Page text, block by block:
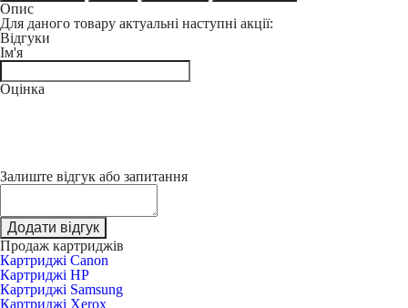
Опис
Для даного товару актуальні наступні акції:
Відгуки
Ім'я
Оцінка
Залиште відгук або запитання
Додати відгук
Продаж картриджів
Картриджі Canon
Картриджі HP
Картриджі Samsung
Картриджі Xerox